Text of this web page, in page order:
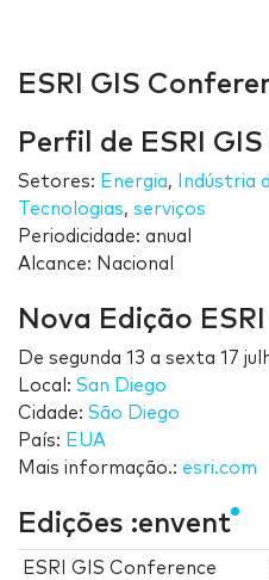
ESRI GIS
Perfil de ESRI
Setores: Energia, Indústria
Tecnologias, serviços
Periodicidade: anual
Alcance: Nacional
Nova Edição
De segunda 13 a sexta 17
Local: San Diego
Cidade: São Diego
País: EUA
Mais informação.: esri.com
Edições :envent
ESRI GIS Conference